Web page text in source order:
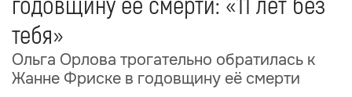
годовщину её смерти: «11 лет без
тебя»
Ольга Орлова трогательно обратилась к
Жанне Фриске в годовщину её смерти